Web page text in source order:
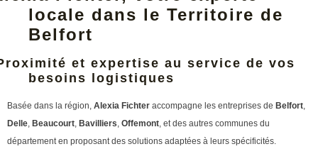
locale dans le Territoire de
Belfort
et expertise au service de vos
besoins logistiques
Basée dans la région, Alexia Fichter accompagne les entreprises de Belfort,
Delle, Beaucourt, Bavilliers, Offemont, et des autres communes du
département en proposant des solutions adaptées à leurs spécificités.